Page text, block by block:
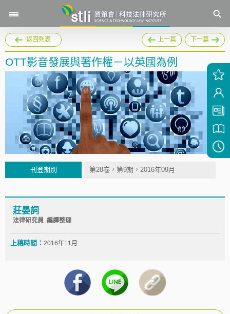
返回列表 上一篇 下一篇
OTT影音發展與著作權－以英國為例
刊登期別 第28卷，第9期，2016年09月
莊晏詞
法律研究員 編譯整理
上稿時間： 2016年11月